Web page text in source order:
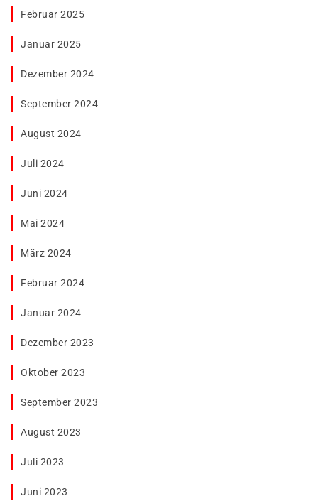
Februar 2025
Januar 2025
Dezember 2024
September 2024
August 2024
Juli 2024
Juni 2024
Mai 2024
März 2024
Februar 2024
Januar 2024
Dezember 2023
Oktober 2023
September 2023
August 2023
Juli 2023
Juni 2023